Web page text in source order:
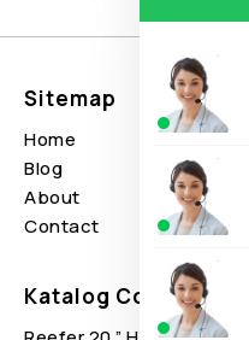
Sitemap
Home
Blog
About
Contact
Katalog Container